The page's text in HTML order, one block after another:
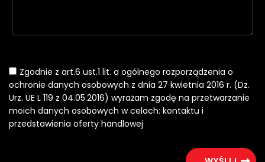
Zgodnie z art.6 ust.1 lit. a ogólnego rozporządzenia o
ochronie danych osobowych z dnia 27 kwietnia 2016 r. (Dz.
Urz. UE L 119 z 04.05.2016) wyrażam zgodę na przetwarzanie
moich danych osobowych w celach: kontaktu i
przedstawienia oferty handlowej